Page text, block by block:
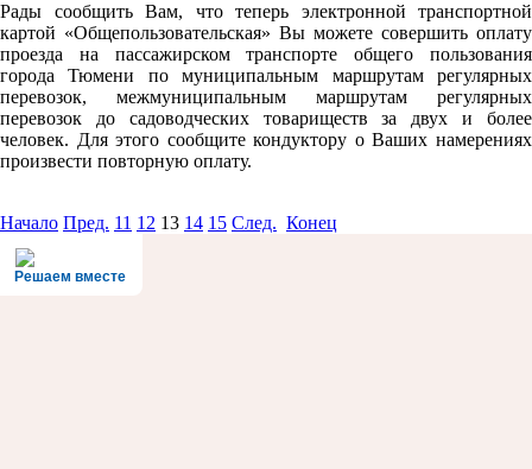
Рады сообщить Вам, что теперь электронной транспортной
картой «Общепользовательская» Вы можете совершить оплату
проезда на пассажирском транспорте общего пользования
города Тюмени по муниципальным маршрутам регулярных
перевозок, межмуниципальным маршрутам регулярных
перевозок до садоводческих товариществ за двух и более
человек. Для этого сообщите кондуктору о Ваших намерениях
произвести повторную оплату.
Начало Пред. 11 12 13 14 15 След. Конец
Решаем вместе